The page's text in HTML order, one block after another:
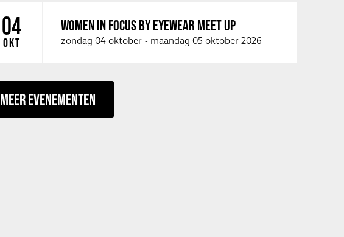
04
OKT
WOMEN IN FOCUS BY EYEWEAR MEET UP
zondag 04 oktober - maandag 05 oktober 2026
MEER EVENEMENTEN